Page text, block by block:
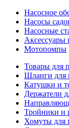
Насосное
Насосы
Насосные
Аксессуары
Мотопомпы
Товары для
Шланги для
Катушки и
Держатели
Тройники и
Хомуты для